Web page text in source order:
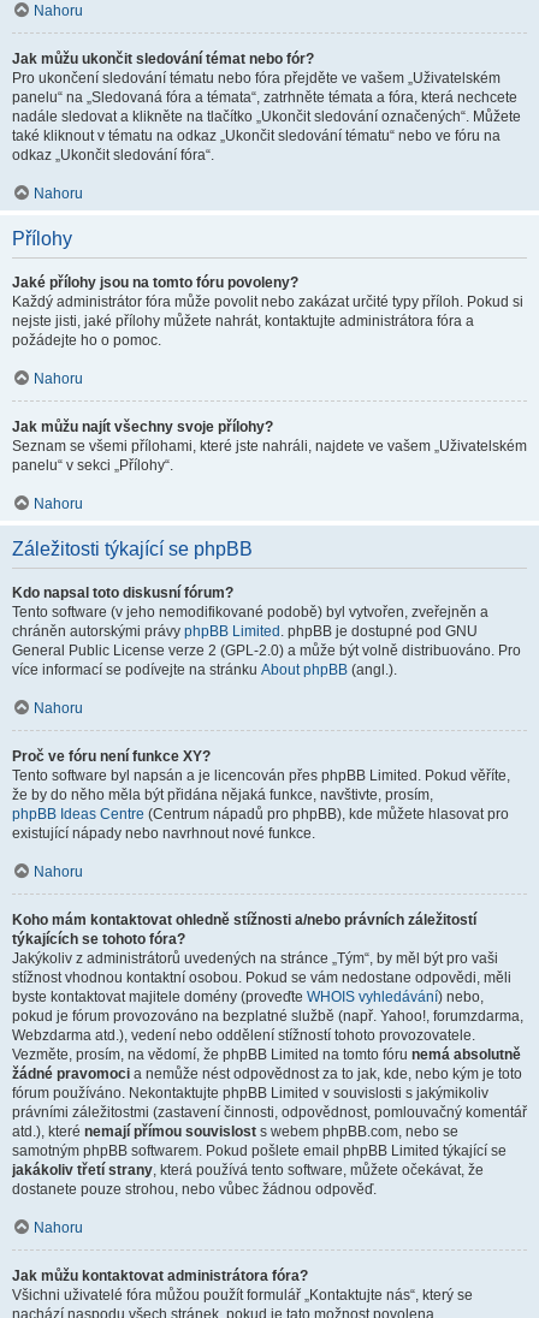
Nahoru
Jak můžu ukončit sledování témat nebo fór?
Pro ukončení sledování tématu nebo fóra přejděte ve vašem „Uživatelském
panelu“ na „Sledovaná fóra a témata“, zatrhněte témata a fóra, která nechcete
nadále sledovat a klikněte na tlačítko „Ukončit sledování označených“. Můžete
také kliknout v tématu na odkaz „Ukončit sledování tématu“ nebo ve fóru na
odkaz „Ukončit sledování fóra“.
Nahoru
Přílohy
Jaké přílohy jsou na tomto fóru povoleny?
Každý administrátor fóra může povolit nebo zakázat určité typy příloh. Pokud si
nejste jisti, jaké přílohy můžete nahrát, kontaktujte administrátora fóra a
požádejte ho o pomoc.
Nahoru
Jak můžu najít všechny svoje přílohy?
Seznam se všemi přílohami, které jste nahráli, najdete ve vašem „Uživatelském
panelu“ v sekci „Přílohy“.
Nahoru
Záležitosti týkající se phpBB
Kdo napsal toto diskusní fórum?
Tento software (v jeho nemodifikované podobě) byl vytvořen, zveřejněn a
chráněn autorskými právy phpBB Limited. phpBB je dostupné pod GNU
General Public License verze 2 (GPL-2.0) a může být volně distribuováno. Pro
více informací se podívejte na stránku About phpBB (angl.).
Nahoru
Proč ve fóru není funkce XY?
Tento software byl napsán a je licencován přes phpBB Limited. Pokud věříte,
že by do něho měla být přidána nějaká funkce, navštivte, prosím,
phpBB Ideas Centre (Centrum nápadů pro phpBB), kde můžete hlasovat pro
existující nápady nebo navrhnout nové funkce.
Nahoru
Koho mám kontaktovat ohledně stížnosti a/nebo právních záležitostí
týkajících se tohoto fóra?
Jakýkoliv z administrátorů uvedených na stránce „Tým“, by měl být pro vaši
stížnost vhodnou kontaktní osobou. Pokud se vám nedostane odpovědi, měli
byste kontaktovat majitele domény (proveďte WHOIS vyhledávání) nebo,
pokud je fórum provozováno na bezplatné službě (např. Yahoo!, forumzdarma,
Webzdarma atd.), vedení nebo oddělení stížností tohoto provozovatele.
Vezměte, prosím, na vědomí, že phpBB Limited na tomto fóru nemá absolutně
žádné pravomoci a nemůže nést odpovědnost za to jak, kde, nebo kým je toto
fórum používáno. Nekontaktujte phpBB Limited v souvislosti s jakýmikoliv
právními záležitostmi (zastavení činnosti, odpovědnost, pomlouvačný komentář
atd.), které nemají přímou souvislost s webem phpBB.com, nebo se
samotným phpBB softwarem. Pokud pošlete email phpBB Limited týkající se
jakákoliv třetí strany, která používá tento software, můžete očekávat, že
dostanete pouze strohou, nebo vůbec žádnou odpověď.
Nahoru
Jak můžu kontaktovat administrátora fóra?
Všichni uživatelé fóra můžou použít formulář „Kontaktujte nás“, který se
nachází naspodu všech stránek, pokud je tato možnost povolena